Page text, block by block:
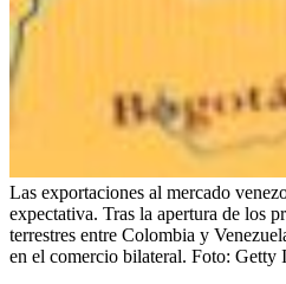
Las exportaciones al mercado
expectativa. Tras la apertura de los
terrestres entre Colombia y
en el comercio bilateral. Foto: Getty